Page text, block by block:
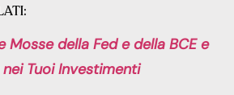
Mosse della Fed e della BCE e
Tuoi Investimenti